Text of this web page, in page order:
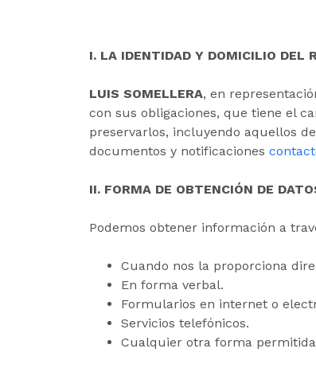
I. LA IDENTIDAD Y DOMICILIO DEL
LUIS SOMELLERA, en
con sus obligaciones, que tiene el
preservarlos, incluyendo aquellos
documentos y notificaciones
II. FORMA DE OBTENCIÓN DE
Podemos obtener información a
Cuando nos la proporciona
En forma verbal.
Formularios en internet o
Servicios telefónicos.
Cualquier otra forma